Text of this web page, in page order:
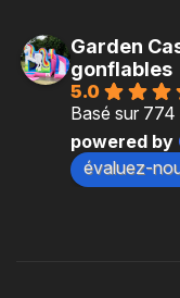
Garden
gonflables
5.0
Basé sur 774
powered by
évaluez-